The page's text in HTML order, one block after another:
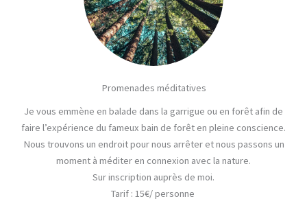
Promenades méditatives
Je vous emmène en balade dans la garrigue ou en forêt afin de
faire l’expérience du fameux bain de forêt en pleine conscience.
Nous trouvons un endroit pour nous arrêter et nous passons un
moment à méditer en connexion avec la nature.
Sur inscription auprès de moi.
Tarif: 15€/ personne